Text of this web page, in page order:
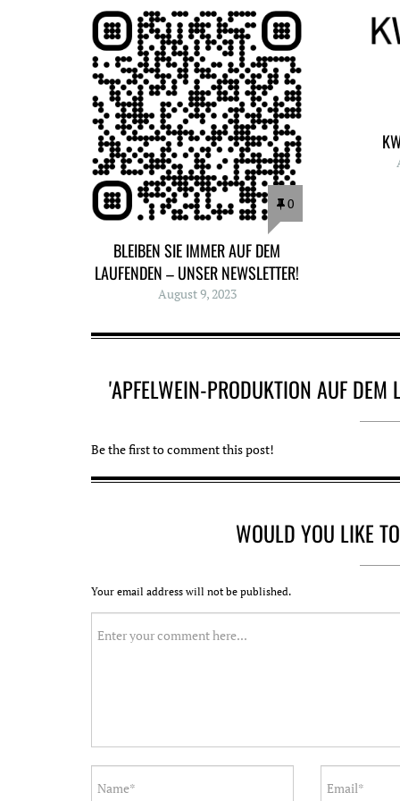
0
BLEIBEN SIE IMMER AUF DEM
LAUFENDEN – UNSER NEWSLETTER!
August 9, 2023
'APFELWEIN-PRODUKTION AUF DEM
Be the first to comment this post!
WOULD YOU LIKE
Your email address will not be published.